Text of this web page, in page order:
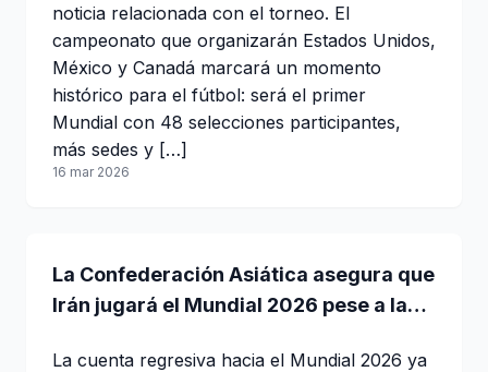
noticia relacionada con el torneo. El
campeonato que organizarán Estados Unidos,
México y Canadá marcará un momento
histórico para el fútbol: será el primer
Mundial con 48 selecciones participantes,
más sedes y […]
16 mar 2026
La Confederación Asiática asegura que
Irán jugará el Mundial 2026 pese a la
La cuenta regresiva hacia el Mundial 2026 ya